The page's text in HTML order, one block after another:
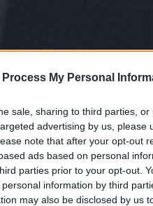
Process My Personal
sale, sharing to third parties,
advertising by us, please
note that after your opt-out
ads based on personal
parties prior to your opt-out.
information by third
may also be disclosed by us